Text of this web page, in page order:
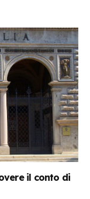
il conto di